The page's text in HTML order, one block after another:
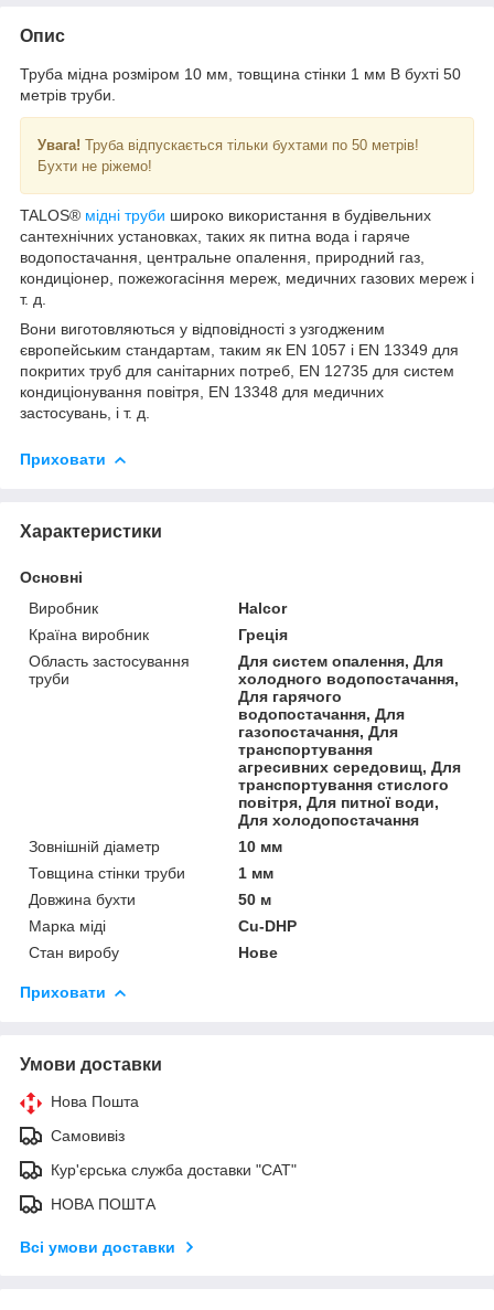
Опис
Труба мідна розміром 10 мм, товщина стінки 1 мм В бухті 50
метрів труби.
Увага! Труба відпускається тільки бухтами по 50 метрів!
Бухти не ріжемо!
TALOS® мідні труби широко використання в будівельних
сантехнічних установках, таких як питна вода і гаряче
водопостачання, центральне опалення, природний газ,
кондиціонер, пожежогасіння мереж, медичних газових мереж і
т. д.
Вони виготовляються у відповідності з узгодженим
європейським стандартам, таким як EN 1057 і EN 13349 для
покритих труб для санітарних потреб, EN 12735 для систем
кондиціонування повітря, EN 13348 для медичних
застосувань, і т. д.
Приховати
Характеристики
Основні
Виробник
Halcor
Країна виробник
Греція
Область застосування
труби
Для систем опалення, Для
холодного водопостачання,
Для гарячого
водопостачання, Для
газопостачання, Для
транспортування
агресивних середовищ, Для
транспортування стислого
повітря, Для питної води,
Для холодопостачання
Зовнішній діаметр
10 мм
Товщина стінки труби
1 мм
Довжина бухти
50 м
Марка міді
Cu-DHP
Стан виробу
Нове
Приховати
Умови доставки
Нова Пошта
Самовивіз
Кур'єрська служба доставки "САТ"
НОВА ПОШТА
Всі умови доставки